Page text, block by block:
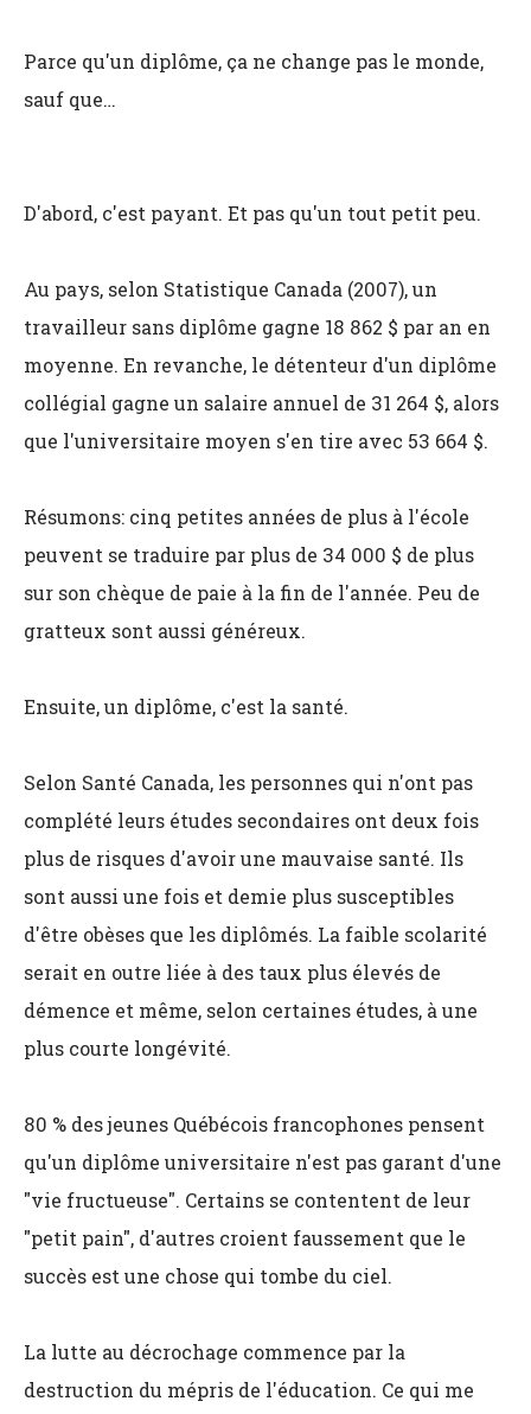
Parce qu'un diplôme, ça ne change pas le monde,
sauf que…
D'abord, c'est payant. Et pas qu'un tout petit peu.
Au pays, selon Statistique Canada (2007), un
travailleur sans diplôme gagne 18 862 $ par an en
moyenne. En revanche, le détenteur d'un diplôme
collégial gagne un salaire annuel de 31 264 $, alors
que l'universitaire moyen s'en tire avec 53 664 $.
Résumons: cinq petites années de plus à l'école
peuvent se traduire par plus de 34 000 $ de plus
sur son chèque de paie à la fin de l'année. Peu de
gratteux sont aussi généreux.
Ensuite, un diplôme, c'est la santé.
Selon Santé Canada, les personnes qui n'ont pas
complété leurs études secondaires ont deux fois
plus de risques d'avoir une mauvaise santé. Ils
sont aussi une fois et demie plus susceptibles
d'être obèses que les diplômés. La faible scolarité
serait en outre liée à des taux plus élevés de
démence et même, selon certaines études, à une
plus courte longévité.
80 % des jeunes Québécois francophones pensent
qu'un diplôme universitaire n'est pas garant d'une
"vie fructueuse". Certains se contentent de leur
"petit pain", d'autres croient faussement que le
succès est une chose qui tombe du ciel.
La lutte au décrochage commence par la
destruction du mépris de l'éducation. Ce qui me